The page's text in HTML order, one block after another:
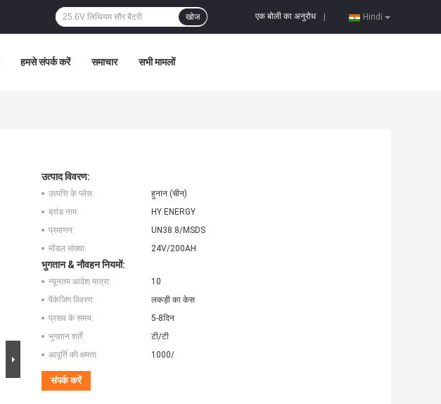
Hindi
एक बोली का अनुरोध
खोज
हमसे संपर्क करें समाचार सभी मामलों
उत्पाद विवरण:
उत्पत्ति के प्लेस:
हुनान (चीन)
ब्रांड नाम:
HY ENERGY
प्रमाणन:
UN38.8/MSDS
मॉडल संख्या:
24V/200AH
भुगतान & नौवहन नियमों:
न्यूनतम आदेश मात्रा:
10
पैकेजिंग विवरण:
लकड़ी का केस
प्रसव के समय:
5-8दिन
भुगतान शर्तें:
टी/टी
आपूर्ति की क्षमता:
1000/
संपर्क करें